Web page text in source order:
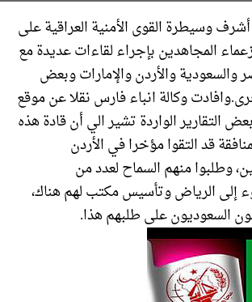
وسيطرة القوى الأمنية العراقية على
المجاهدين بإجراء لقاءات عديدة مع
والسعودية والأردن والإمارات وبعض
وكالة انباء فارس نقلا عن موقع
التقارير الواردة تشير الي أن قادة هذه
قد التقوا مؤخرا في الأردن
وطلبوا منهم السماح لعدد من
إلى الرياض وتأسيس مكتب لهم هناك،
السعوديون على طلبهم هذا.